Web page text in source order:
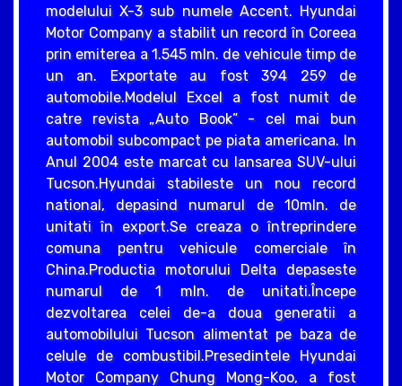
modelului X-3 sub numele Accent. Hyundai
Motor Company a stabilit un record în Coreea
prin emiterea a 1.545 mln. de vehicule timp de
un an. Exportate au fost 394 259 de
automobile.Modelul Excel a fost numit de
catre revista „Auto Book” - cel mai bun
automobil subcompact pe piata americana. In
Anul 2004 este marcat cu lansarea SUV-ului
Tucson.Hyundai stabileste un nou record
national, depasind numarul de 10mln. de
unitati în export.Se creaza o întreprindere
comuna pentru vehicule comerciale în
China.Productia motorului Delta depaseste
numarul de 1 mln. de unitati.Începe
dezvoltarea celei de-a doua generatii a
automobilului Tucson alimentat pe baza de
celule de combustibil.Presedintele Hyundai
Motor Company Chung Mong-Koo, a fost